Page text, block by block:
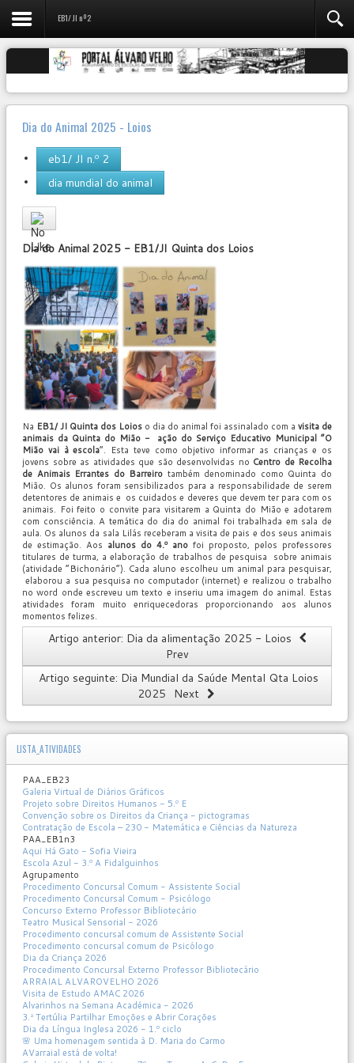
EB1/ JI nº2
Dia do Animal 2025 - Loios
eb1/ JI n.º 2
dia mundial do animal
Rating:
Dia do Animal 2025 - EB1/JI Quinta dos Loios
Na EB1/ JI Quinta dos Loios o dia do animal foi assinalado com a visita de
animais da Quinta do Mião - ação do Serviço Educativo Municipal “O
Mião vai à escola”. Esta teve como objetivo informar as crianças e os
jovens sobre as atividades que são desenvolvidas no Centro de Recolha
de Animais Errantes do Barreiro também denominado como Quinta do
Mião. Os alunos foram sensibilizados para a responsabilidade de serem
detentores de animais e os cuidados e deveres que devem ter para com os
animais. Foi feito o convite para visitarem a Quinta do Mião e adotarem
com consciência. A temática do dia do animal foi trabalhada em sala de
aula. Os alunos da sala Lilás receberam a visita de pais e dos seus animais
de estimação. Aos alunos do 4.º ano foi proposto, pelos professores
titulares de turma, a elaboração de trabalhos de pesquisa sobre animais
(atividade “Bichonário”). Cada aluno escolheu um animal para pesquisar,
elaborou a sua pesquisa no computador (internet) e realizou o trabalho
no word onde escreveu um texto e inseriu uma imagem do animal. Estas
atividades foram muito enriquecedoras proporcionando aos alunos
momentos felizes.
Artigo anterior: Dia da alimentação 2025 - Loios
Prev
Artigo seguinte: Dia Mundial da Saúde Mental Qta Loios
2025 Next
LISTA_ATIVIDADES
PAA_EB23
Galeria Virtual de Diários Gráficos
Projeto sobre Direitos Humanos - 5.º E
Convenção sobre os Direitos da Criança - pictogramas
Contratação de Escola – 230 - Matemática e Ciências da Natureza
PAA_EB1n3
Aqui Há Gato - Sofia Vieira
Escola Azul - 3.º A Fidalguinhos
Agrupamento
Procedimento Concursal Comum - Assistente Social
Procedimento Concursal Comum - Psicólogo
Concurso Externo Professor Bibliotecário
Teatro Musical Sensorial - 2026
Procedimento concursal comum de Assistente Social
Procedimento concursal comum de Psicólogo
Dia da Criança 2026
Procedimento Concursal Externo Professor Bibliotecário
ARRAIAL ALVAROVELHO 2026
Visita de Estudo AMAC 2026
Alvarinhos na Semana Académica - 2026
3.ª Tertúlia Partilhar Emoções e Abrir Corações
Dia da Língua Inglesa 2026 - 1.º ciclo
🌸 Uma homenagem sentida à D. Maria do Carmo
AVarraial está de volta!